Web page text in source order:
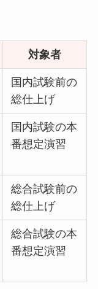
対象者
国内試験前の
総仕上げ
国内試験の本
番想定演習
総合試験前の
総仕上げ
総合試験の本
番想定演習